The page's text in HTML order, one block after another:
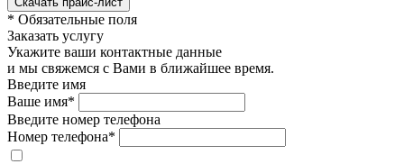
* Обязательные поля
Заказать услугу
Укажите ваши контактные данные
и мы свяжемся с Вами в ближайшее время.
Введите имя
Ваше имя*
Введите номер телефона
Номер телефона*